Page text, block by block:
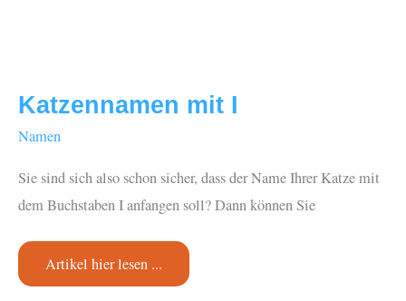
Katzennamen mit I
Namen
Sie sind sich also schon sicher, dass der Name Ihrer Katze mit
dem Buchstaben I anfangen soll? Dann können Sie
Katzennamen
mit
Artikel hier lesen ...